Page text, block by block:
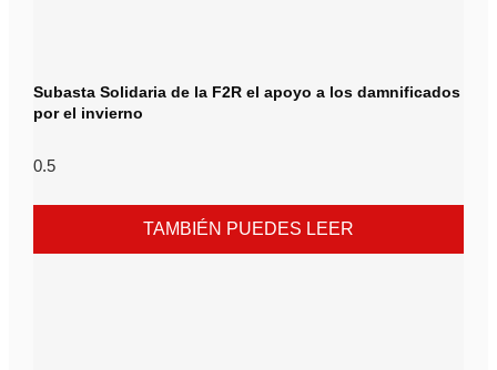
Subasta Solidaria de la F2R el apoyo a los damnificados
por el invierno
TAMBIÉN PUEDES LEER